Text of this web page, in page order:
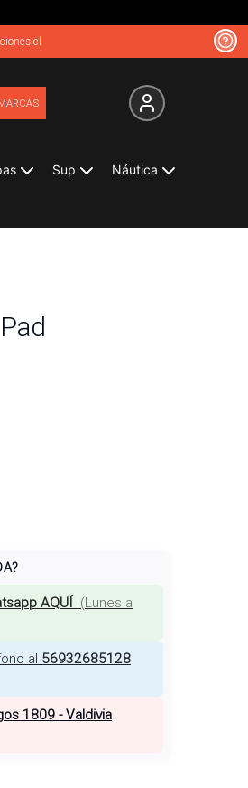
Sup Náutica
AQUÍ (Lunes a
al 56932685128
1809 - Valdivia